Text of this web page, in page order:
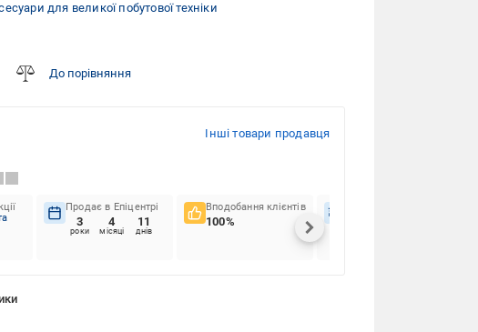
для великої побутової техніки
До порівняння
Інші товари продавця
Продає в Епіцентрі
3
роки
4
місяці
11
днів
Вподобання клієнтів
100%